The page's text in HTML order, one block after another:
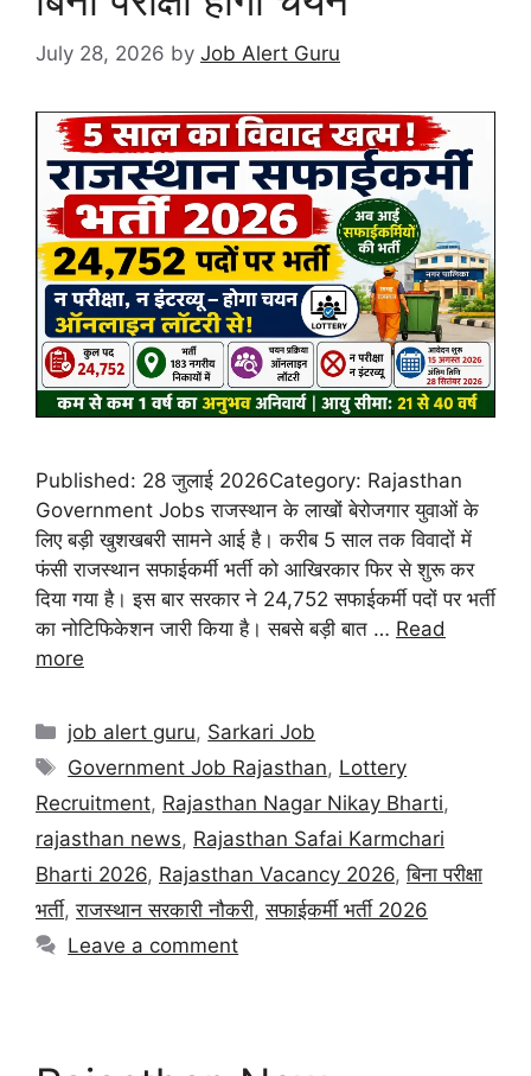
July 28, 2026 by Job Alert Guru
Published: 28 जुलाई 2026Category: Rajasthan
Government Jobs राजस्थान के लाखों बेरोजगार युवाओं के
लिए बड़ी खुशखबरी सामने आई है। करीब 5 साल तक विवादों में
फंसी राजस्थान सफाईकर्मी भर्ती को आखिरकार फिर से शुरू कर
दिया गया है। इस बार सरकार ने 24,752 सफाईकर्मी पदों पर भर्ती
का नोटिफिकेशन जारी किया है। सबसे बड़ी बात … Read
more
job alert guru, Sarkari Job
Government Job Rajasthan, Lottery
Recruitment, Rajasthan Nagar Nikay Bharti,
rajasthan news, Rajasthan Safai Karmchari
Bharti 2026, Rajasthan Vacancy 2026,बिना परीक्षा
भर्ती,राजस्थान सरकारी नौकरी,सफाईकर्मी भर्ती 2026
Leave a comment